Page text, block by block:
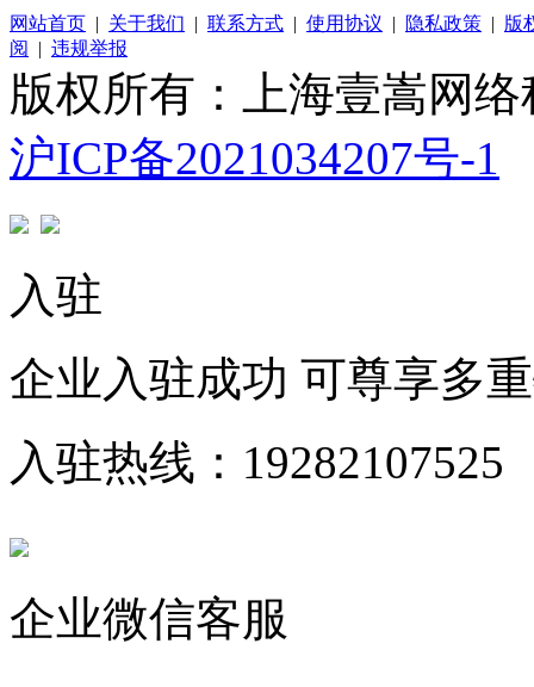
网站首页 | 关于我们 | 联系方式 | 使用协议 | 隐私政策 | 版
阅
| 违规举报
版权所有：上海壹嵩网
沪ICP备2021034207号-1
入驻
企业入驻成功 可尊享多
入驻热线：19282107525
企业微信客服